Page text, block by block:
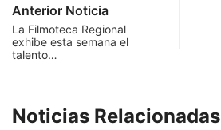
Anterior Noticia
La Filmoteca Regional
exhibe esta semana el
talento…
Noticias Relacionadas